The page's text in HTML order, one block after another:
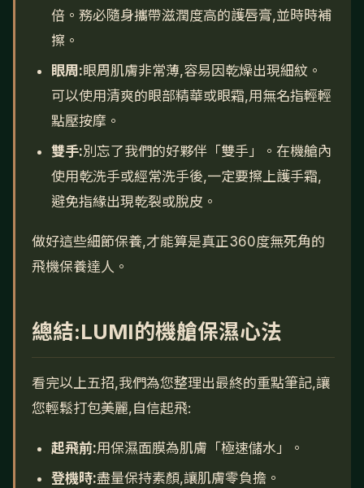
倍。務必隨身攜帶滋潤度高的護唇膏,並時時補
擦。
眼周:眼周肌膚非常薄,容易因乾燥出現細紋。
可以使用清爽的眼部精華或眼霜,用無名指輕輕
點壓按摩。
雙手:別忘了我們的好夥伴「雙手」。在機艙內
使用乾洗手或經常洗手後,一定要擦上護手霜,
避免指緣出現乾裂或脫皮。
做好這些細節保養,才能算是真正360度無死角的
飛機保養達人。
總結:LUMI的機艙保濕心法
看完以上五招,我們為您整理出最終的重點筆記,讓
您輕鬆打包美麗,自信起飛:
起飛前:用保濕面膜為肌膚「極速儲水」。
登機時:盡量保持素顏,讓肌膚零負擔。